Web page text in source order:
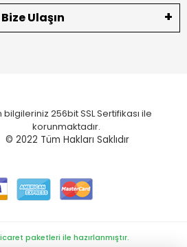
Bize Ulaşın
bilgileriniz 256bit SSL Sertifikası ile
korunmaktadır.
© 2022 Tüm Hakları Saklıdır
paketleri ile hazırlanmıştır.